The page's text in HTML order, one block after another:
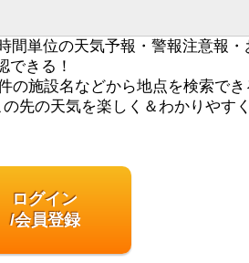
間単位の天気予報・警報注意報・
できる！
の施設名などから地点を検索でき
先の天気を楽しく＆わかりやす
ログイン
/会員登録